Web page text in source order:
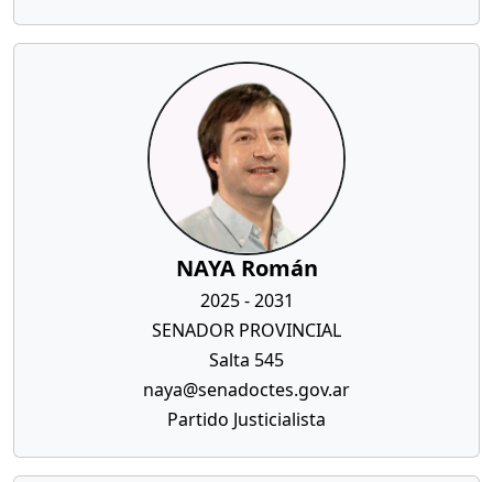
NAYA Román
2025 - 2031
SENADOR PROVINCIAL
Salta 545
naya@senadoctes.gov.ar
Partido Justicialista